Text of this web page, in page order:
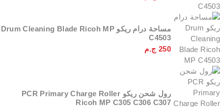
مساحة درام ريكو Drum Cleaning Blade Ricoh MP
C4503
250 ج.م
رول شحن ريكو PCR Primary Charge Roller
Ricoh MP C305 C306 C307